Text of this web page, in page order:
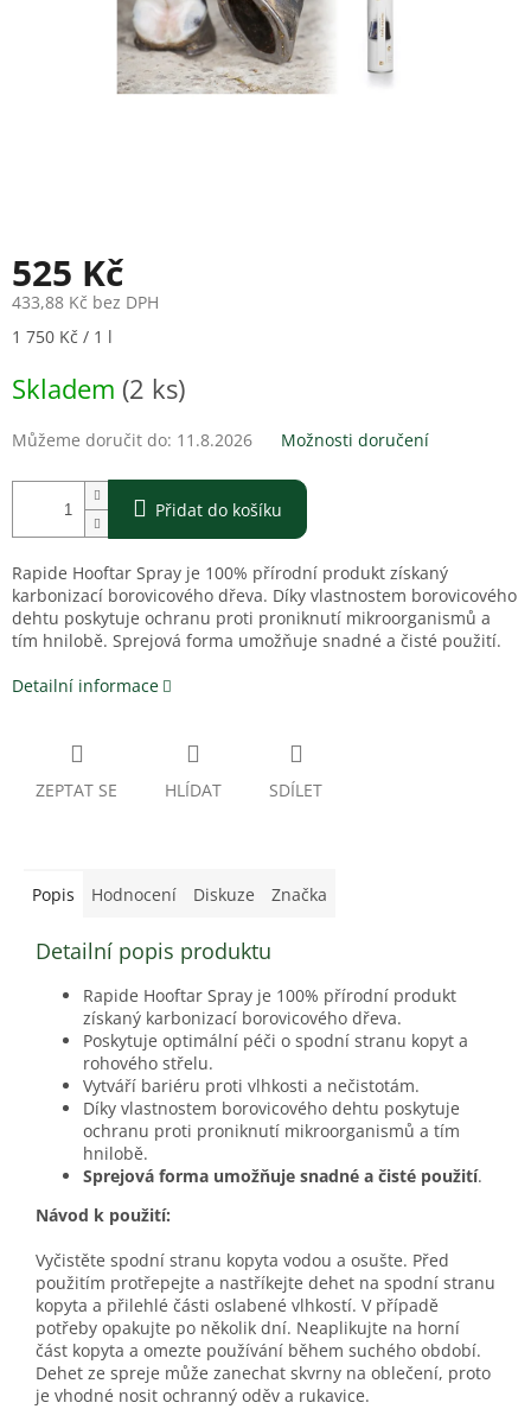
525 Kč
433,88 Kč bez DPH
Měrná
1 750 Kč / 1 l
Skladem (2 ks)
Můžeme doručit do: 11.8.2026 Možnosti doručení
Přidat do košíku
Rapide Hooftar Spray je 100% přírodní produkt získaný
karbonizací borovicového dřeva. Díky vlastnostem borovicového
dehtu poskytuje ochranu proti proniknutí mikroorganismů a
tím hnilobě. Sprejová forma umožňuje snadné a čisté použití.
Detailní informace
ZEPTAT SE HLÍDAT SDÍLET
Popis Hodnocení Diskuze Značka
Detailní popis produktu
Rapide Hooftar Spray je 100% přírodní produkt
získaný karbonizací borovicového dřeva.
Poskytuje optimální péči o spodní stranu kopyt a
rohového střelu.
Vytváří bariéru proti vlhkosti a nečistotám.
Díky vlastnostem borovicového dehtu poskytuje
ochranu proti proniknutí mikroorganismů a tím
hnilobě.
Sprejová forma umožňuje snadné a čisté použití.
Návod k použití:
Vyčistěte spodní stranu kopyta vodou a osušte. Před
použitím protřepejte a nastříkejte dehet na spodní stranu
kopyta a přilehlé části oslabené vlhkostí. V případě
potřeby opakujte po několik dní. Neaplikujte na horní
část kopyta a omezte používání během suchého období.
Dehet ze spreje může zanechat skvrny na oblečení, proto
je vhodné nosit ochranný oděv a rukavice.